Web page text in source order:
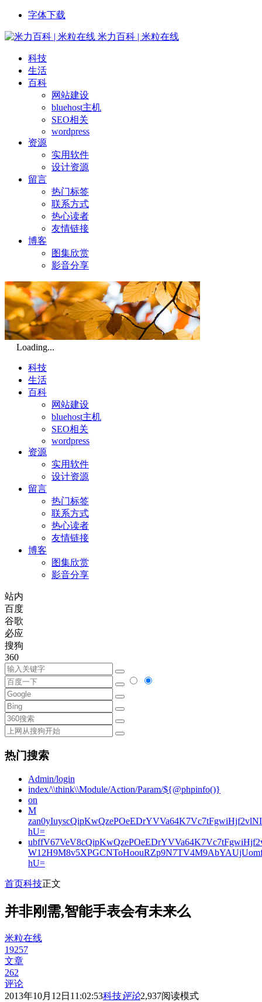
字体下载
米力百科 | 米粒在线
科技
生活
百科
网站建设
bluehost主机
SEO相关
wordpress
资源
实用软件
设计资源
留言
热门标签
联系方式
热心读者
友情链接
博客
图集欣赏
影音分享
Loading...
科技
生活
百科
网站建设
bluehost主机
SEO相关
wordpress
资源
实用软件
设计资源
留言
热门标签
联系方式
热心读者
友情链接
博客
图集欣赏
影音分享
站内
百度
谷歌
必应
搜狗
360
热门搜索
Admin/login
index/\\think\\Module/Action/Param/${@phpinfo()}
on
M
hU=
hU=
首页科技正文
并非刚需,智能手表会有未来么
米粒在线
19257
文章
262
评论
2013年10月12日11:02:53科技评论2,937阅读模式